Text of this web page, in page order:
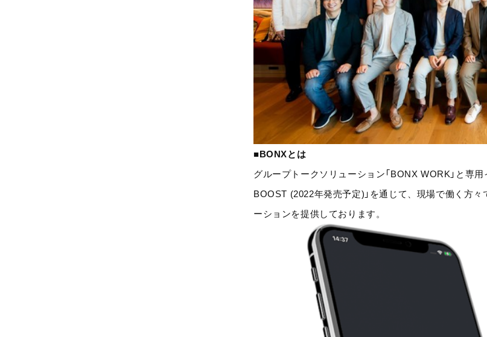
■BONXとは
グループトークソリューション「BONX WORK」と専用
BOOST (2022年発売予定)」を通じて、現場で働く方
ーションを提供しております。